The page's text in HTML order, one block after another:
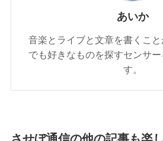
あいか
音楽とライブと文章を書くこ
でも好きなものを探すセンサ
す。
させぼ通信の他の記事も楽